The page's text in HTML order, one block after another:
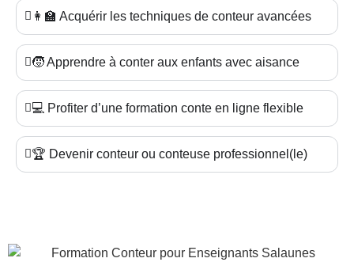
👩‍🏫 Acquérir les techniques de conteur avancées
🧒 Apprendre à conter aux enfants avec aisance
💻 Profiter d’une formation conte en ligne flexible
🏆 Devenir conteur ou conteuse professionnel(le)